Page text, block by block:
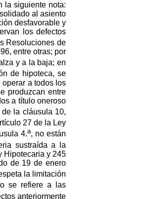
la siguiente nota:
al asiento
desfavorable y
los defectos
Resoluciones de
entre otras; por
y a la baja; en
de hipoteca, se
a todos los
produzcan entre
a título oneroso
la cláusula 10,
27 de la Ley
4.a, no están
sustraída a la
Hipotecaria y 245
de 19 de enero
la limitación
se refiere a las
anteriormente